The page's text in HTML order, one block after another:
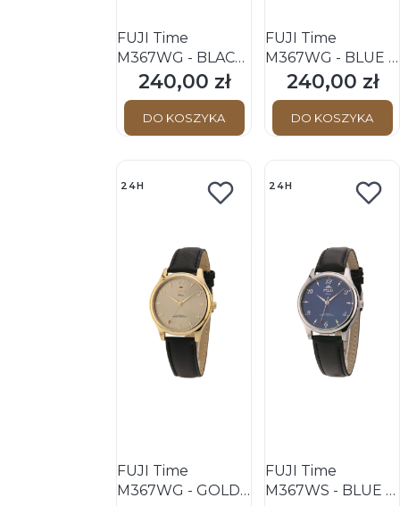
FUJI Time
M367WG - BLACK
- Męski - Zegarek
mechaniczny z
ręcznym
naciągiem
Cena
240,00 zł
DO KOSZYKA
FUJI Time
M367WG - BLUE -
Męski - Zegarek
mechaniczny z
ręcznym
naciągiem
Cena
240,00 zł
DO KOSZYKA
24H
FUJI Time
M367WG - GOLD -
24H
FUJI Time
M367WS - BLUE -